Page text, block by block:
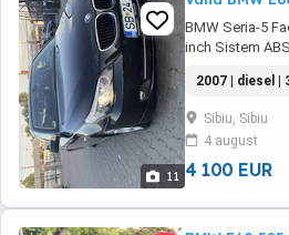
11
BMW Seria-5
inch Sistem
memorie
rabatabile
față și spate
Distribuție
2007 | diesel |
Sibiu, Sibiu
4 august
4 100 EUR